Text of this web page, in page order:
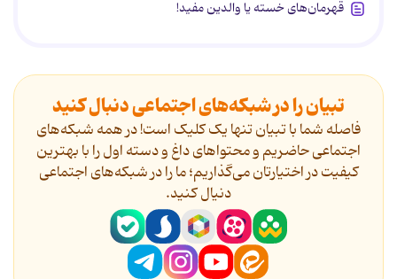
قهرمان‌های خسته یا والدین مفید!
تبیان را در شبکه‌های اجتماعی دنبال کنید
فاصله شما با تبیان تنها یک کلیک است! در همه شبکه‌های
اجتماعی حاضریم و محتواهای داغ و دسته اول را با بهترین
کیفیت در اختیارتان می‌گذاریم؛ ما را در شبکه‌های اجتماعی
دنیال کنید.